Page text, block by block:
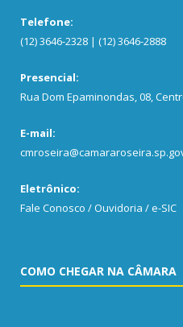
Telefone:
(12) 3646-2328 | (12) 3646-2888
Presencial:
Rua Dom Epaminondas, 08,
E-mail:
Eletrônico:
Fale Conosco / Ouvidoria / e-SIC
COMO CHEGAR NA CÂMARA